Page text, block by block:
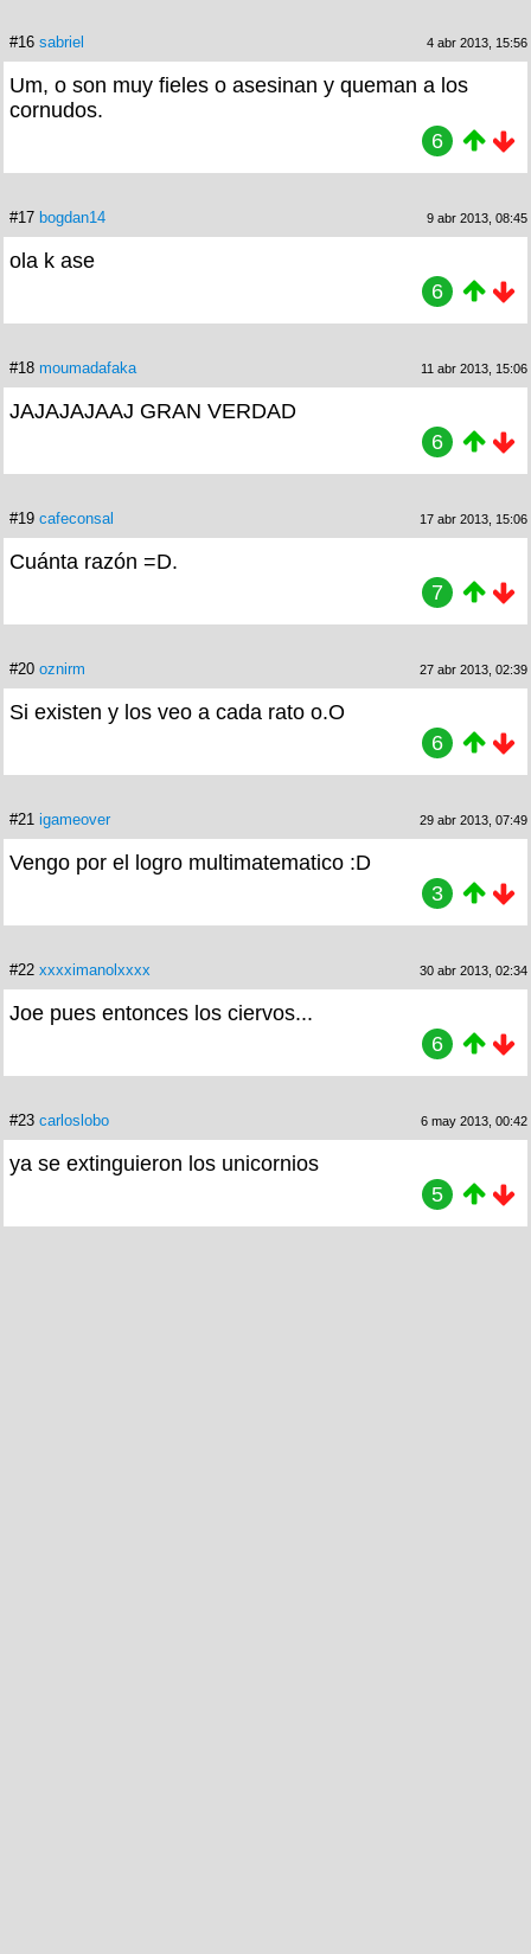
#16 sabriel 4 abr 2013, 15:56
Um, o son muy fieles o asesinan y queman a los
cornudos.
6
#17 bogdan14 9 abr 2013, 08:45
ola k ase
6
#18 moumadafaka 11 abr 2013, 15:06
JAJAJAJAAJ GRAN VERDAD
6
#19 cafeconsal 17 abr 2013, 15:06
Cuánta razón =D.
7
#20 oznirm 27 abr 2013, 02:39
Si existen y los veo a cada rato o.O
6
#21 igameover 29 abr 2013, 07:49
Vengo por el logro multimatematico :D
3
#22 xxxximanolxxxx 30 abr 2013, 02:34
Joe pues entonces los ciervos...
6
#23 carloslobo 6 may 2013, 00:42
ya se extinguieron los unicornios
5